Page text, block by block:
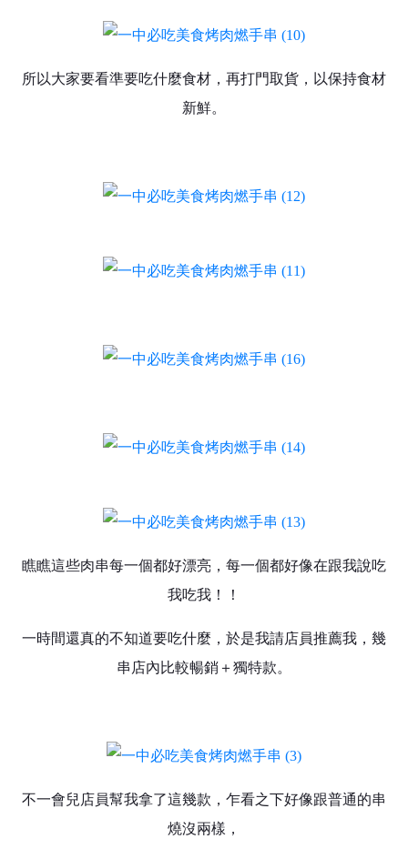
所以大家要看準要吃什麼食材，再打門取貨，以保持食材
新鮮。
瞧瞧這些肉串每一個都好漂亮，每一個都好像在跟我說吃
我吃我！！
一時間還真的不知道要吃什麼，於是我請店員推薦我，幾
串店內比較暢銷＋獨特款。
不一會兒店員幫我拿了這幾款，乍看之下好像跟普通的串
燒沒兩樣，